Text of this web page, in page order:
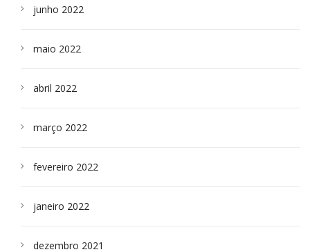
junho 2022
maio 2022
abril 2022
março 2022
fevereiro 2022
janeiro 2022
dezembro 2021